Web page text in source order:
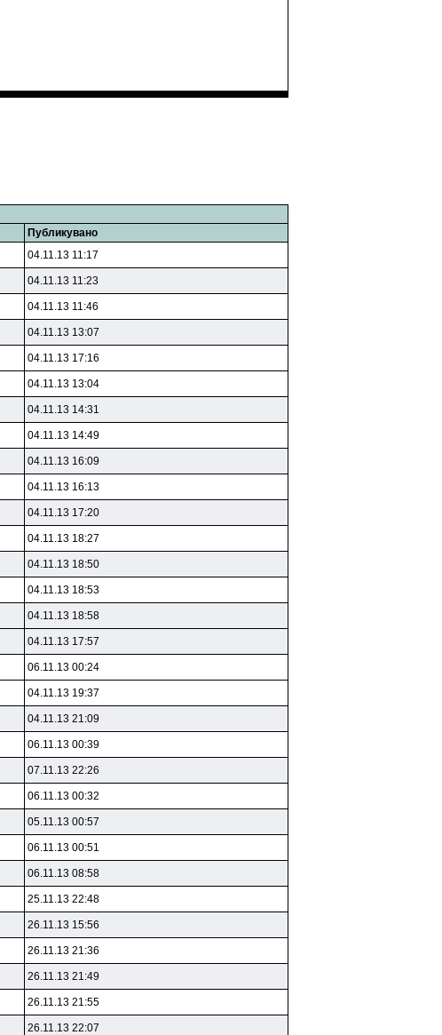
Публикувано
04.11.13 11:17
04.11.13 11:23
04.11.13 11:46
04.11.13 13:07
04.11.13 17:16
04.11.13 13:04
04.11.13 14:31
04.11.13 14:49
04.11.13 16:09
04.11.13 16:13
04.11.13 17:20
04.11.13 18:27
04.11.13 18:50
04.11.13 18:53
04.11.13 18:58
04.11.13 17:57
06.11.13 00:24
04.11.13 19:37
04.11.13 21:09
06.11.13 00:39
07.11.13 22:26
06.11.13 00:32
05.11.13 00:57
06.11.13 00:51
06.11.13 08:58
25.11.13 22:48
26.11.13 15:56
26.11.13 21:36
26.11.13 21:49
26.11.13 21:55
26.11.13 22:07